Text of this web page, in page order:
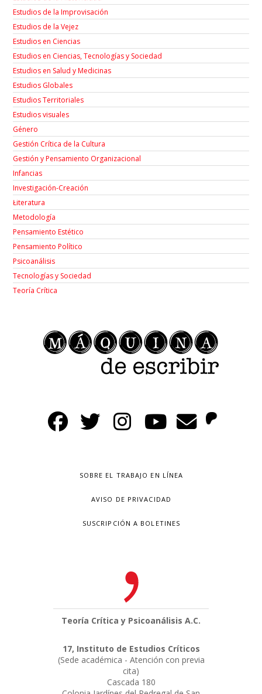
Estudios de la Improvisación
Estudios de la Vejez
Estudios en Ciencias
Estudios en Ciencias, Tecnologías y Sociedad
Estudios en Salud y Medicinas
Estudios Globales
Estudios Territoriales
Estudios visuales
Género
Gestión Crítica de la Cultura
Gestión y Pensamiento Organizacional
Infancias
Investigación-Creación
Łiteratura
Metodología
Pensamiento Estético
Pensamiento Político
Psicoanálisis
Tecnologías y Sociedad
Teoría Crítica
SOBRE EL TRABAJO EN LÍNEA
AVISO DE PRIVACIDAD
SUSCRIPCIÓN A BOLETINES
Teoría Crítica y Psicoanálisis A.C.
17, Instituto de Estudios Críticos
(Sede académica - Atención con previa
cita)
Cascada 180